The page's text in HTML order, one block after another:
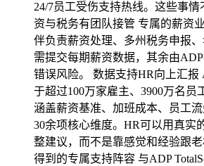
24/7员工受伤支持热线。这些事
资与税务有团队接管 专属的薪资
伴负责薪资处理、多州税务申报
需提交每期薪资数据，其余由
错误风险。 数据支持HR向上汇报
于超过100万家雇主、3900万名员
涵盖薪资基准、加班成本、员工
30余项核心维度。HR可以用真实
整建议，而不是靠感觉和经验跟
得到的专属支持阵容 与ADP